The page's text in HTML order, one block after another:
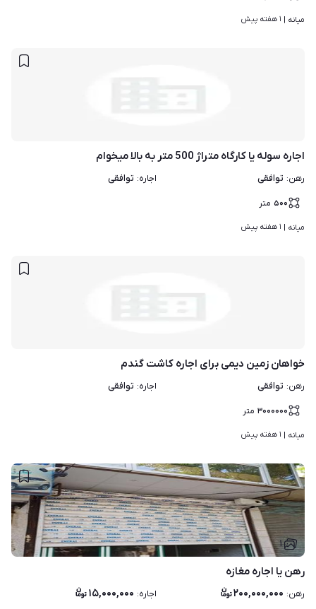
میانه | ۱ هفته پیش
اجاره سوله یا کارگاه متراژ 500 متر به بالا میخوام
رهن: توافقی اجاره: توافقی
۵۰۰ متر
میانه | ۱ هفته پیش
خواهان زمین دیمی برای اجاره کاشت گندم
رهن: توافقی اجاره: توافقی
۳۰۰۰۰۰۰ متر
میانه | ۱ هفته پیش
۱
رهن یا اجاره مغازه
رهن: ۲۰۰,۰۰۰,۰۰۰ اجاره: ۱۵,۰۰۰,۰۰۰